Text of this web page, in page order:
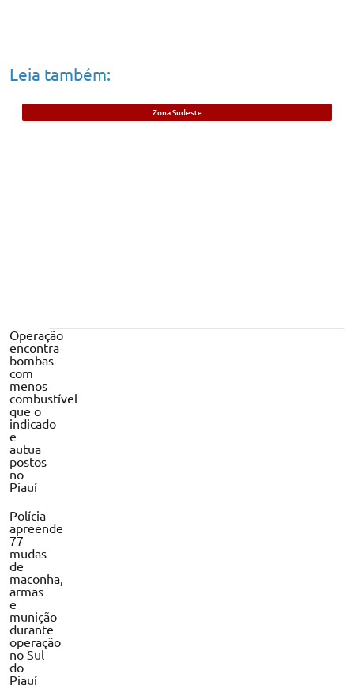
Leia também:
Zona Sudeste
Operação
encontra
bombas
com
menos
combustível
que o
indicado
e
autua
postos
no
Piauí
Polícia
apreende
77
mudas
de
maconha,
armas
e
munição
durante
operação
no Sul
do
Piauí